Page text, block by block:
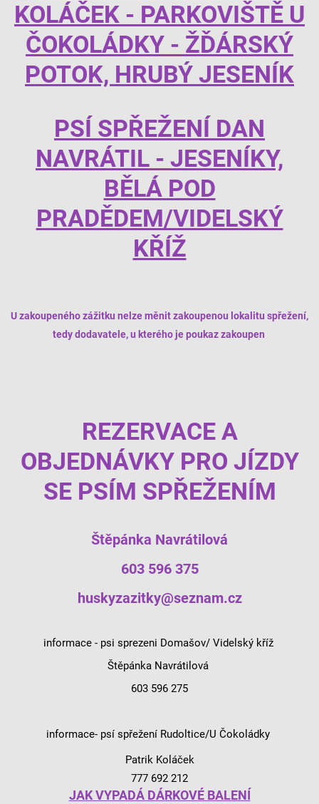
KOLÁČEK - PARKOVIŠTĚ U
ČOKOLÁDKY - ŽĎÁRSKÝ
POTOK, HRUBÝ JESENÍK
PSÍ SPŘEŽENÍ DAN
NAVRÁTIL - JESENÍKY,
BĚLÁ POD
PRADĚDEM/VIDELSKÝ
KŘÍŽ
U zakoupeného zážitku nelze měnit zakoupenou lokalitu spřežení,
tedy dodavatele, u kterého je poukaz zakoupen
REZERVACE A
OBJEDNÁVKY PRO JÍZDY
SE PSÍM SPŘEŽENÍM
Štěpánka Navrátilová
603 596 375
huskyzazitky@seznam.cz
informace - psi sprezeni Domašov/ Videlský kříž
Štěpánka Navrátilová
603 596 275
informace- psí spřežení Rudoltice/U Čokoládky
Patrik Koláček
777 692 212
JAK VYPADÁ DÁRKOVÉ BALENÍ